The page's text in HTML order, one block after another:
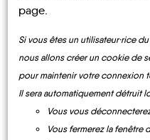
Les
page.
Si vous êtes un utilisateur·rice
nous allons créer un cookie de
pour maintenir votre connexion
Il sera automatiquement détruit
Vous vous
Vous fermerez la fenêtre